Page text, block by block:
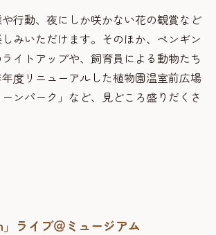
行動、夜にしか咲かない花の観賞など
みいただけます。そのほか、ペンギン
イトアップや、飼育員による動物たち
度リニューアルした植物園温室前広場
ンパーク」など、見どころ盛りだくさ
」ライブ＠ミュージアム